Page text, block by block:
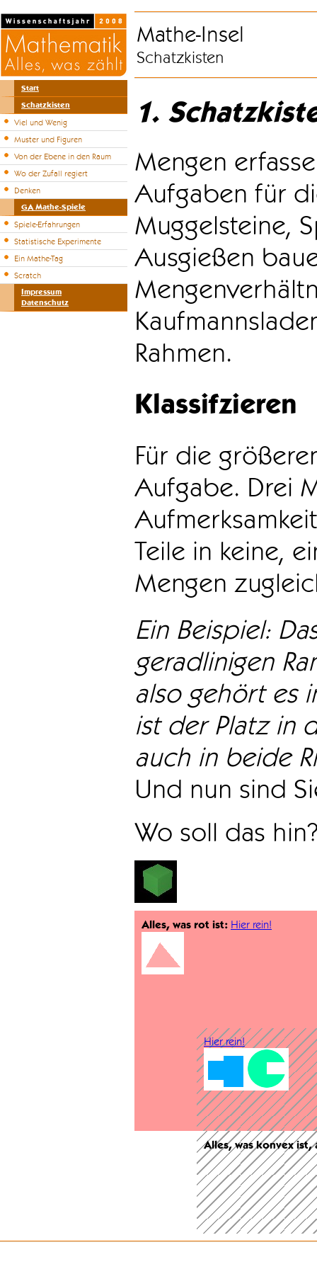
Start
Schatzkisten
Viel und Wenig
Muster und Figuren
Von der Ebene in den Raum
Wo der Zufall regiert
Denken
GA Mathe-Spiele
Spiele-Erfahrungen
Statistische Experimente
Ein Mathe-Tag
Scratch
Impressum
Datenschutz
Mathe-Insel
Schatzkisten
1.
Mengen
Aufgaben für
Muggelsteine,
Ausgießen
Rahmen.
Klassifzieren
Für die
Aufgabe. Drei
Teile in keine,
Mengen
Ein Beispiel:
geradlinigen
also gehört es
ist der Platz in
auch in beide
Und nun sind
Wo soll das
Alles, was rot ist: Hier rein!
Hier rein!
Alles, was konvex